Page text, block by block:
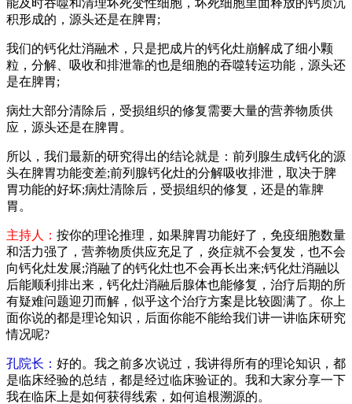
能及时吞噬和清理坏死变性细胞，坏死细胞里面释放的钙质沉
积形成的，源头还是在脾胃;
我们的钙化灶消融术，只是把成片的钙化灶崩解成了细小颗
粒，分解、吸收和排泄靠的也是细胞的吞噬转运功能，源头还
是在脾胃;
病灶大部分清除后，受损组织的修复需要大量的营养物质供
应，源头还是在脾胃。
所以，我们最新的研究得出的结论就是：前列腺生成钙化的源
头在脾胃功能变差;前列腺钙化灶的分解吸收排泄，取决于脾
胃功能的好坏;病灶清除后，受损组织的修复，还是的靠脾
胃。
主持人： 按你的理论推理，如果脾胃功能好了，免疫细胞数量
和活力强了，营养物质供应充足了，炎症就不会复发，也不会
向钙化灶发展;消融了的钙化灶也不会再长出来;钙化灶消融以
后能顺利排出来，钙化灶消融后腺体也能修复，治疗后期的所
有疑难问题迎刃而解，似乎这个治疗方案是比较圆满了。你上
面你说的都是理论知识，后面你能不能给我们讲一讲临床研究
情况呢?
孔院长： 好的。我之前多次说过，我讲得所有的理论知识，都
是临床经验的总结，都是经过临床验证的。我和大家分享一下
我在临床上是如何获得线索，如何追根溯源的。